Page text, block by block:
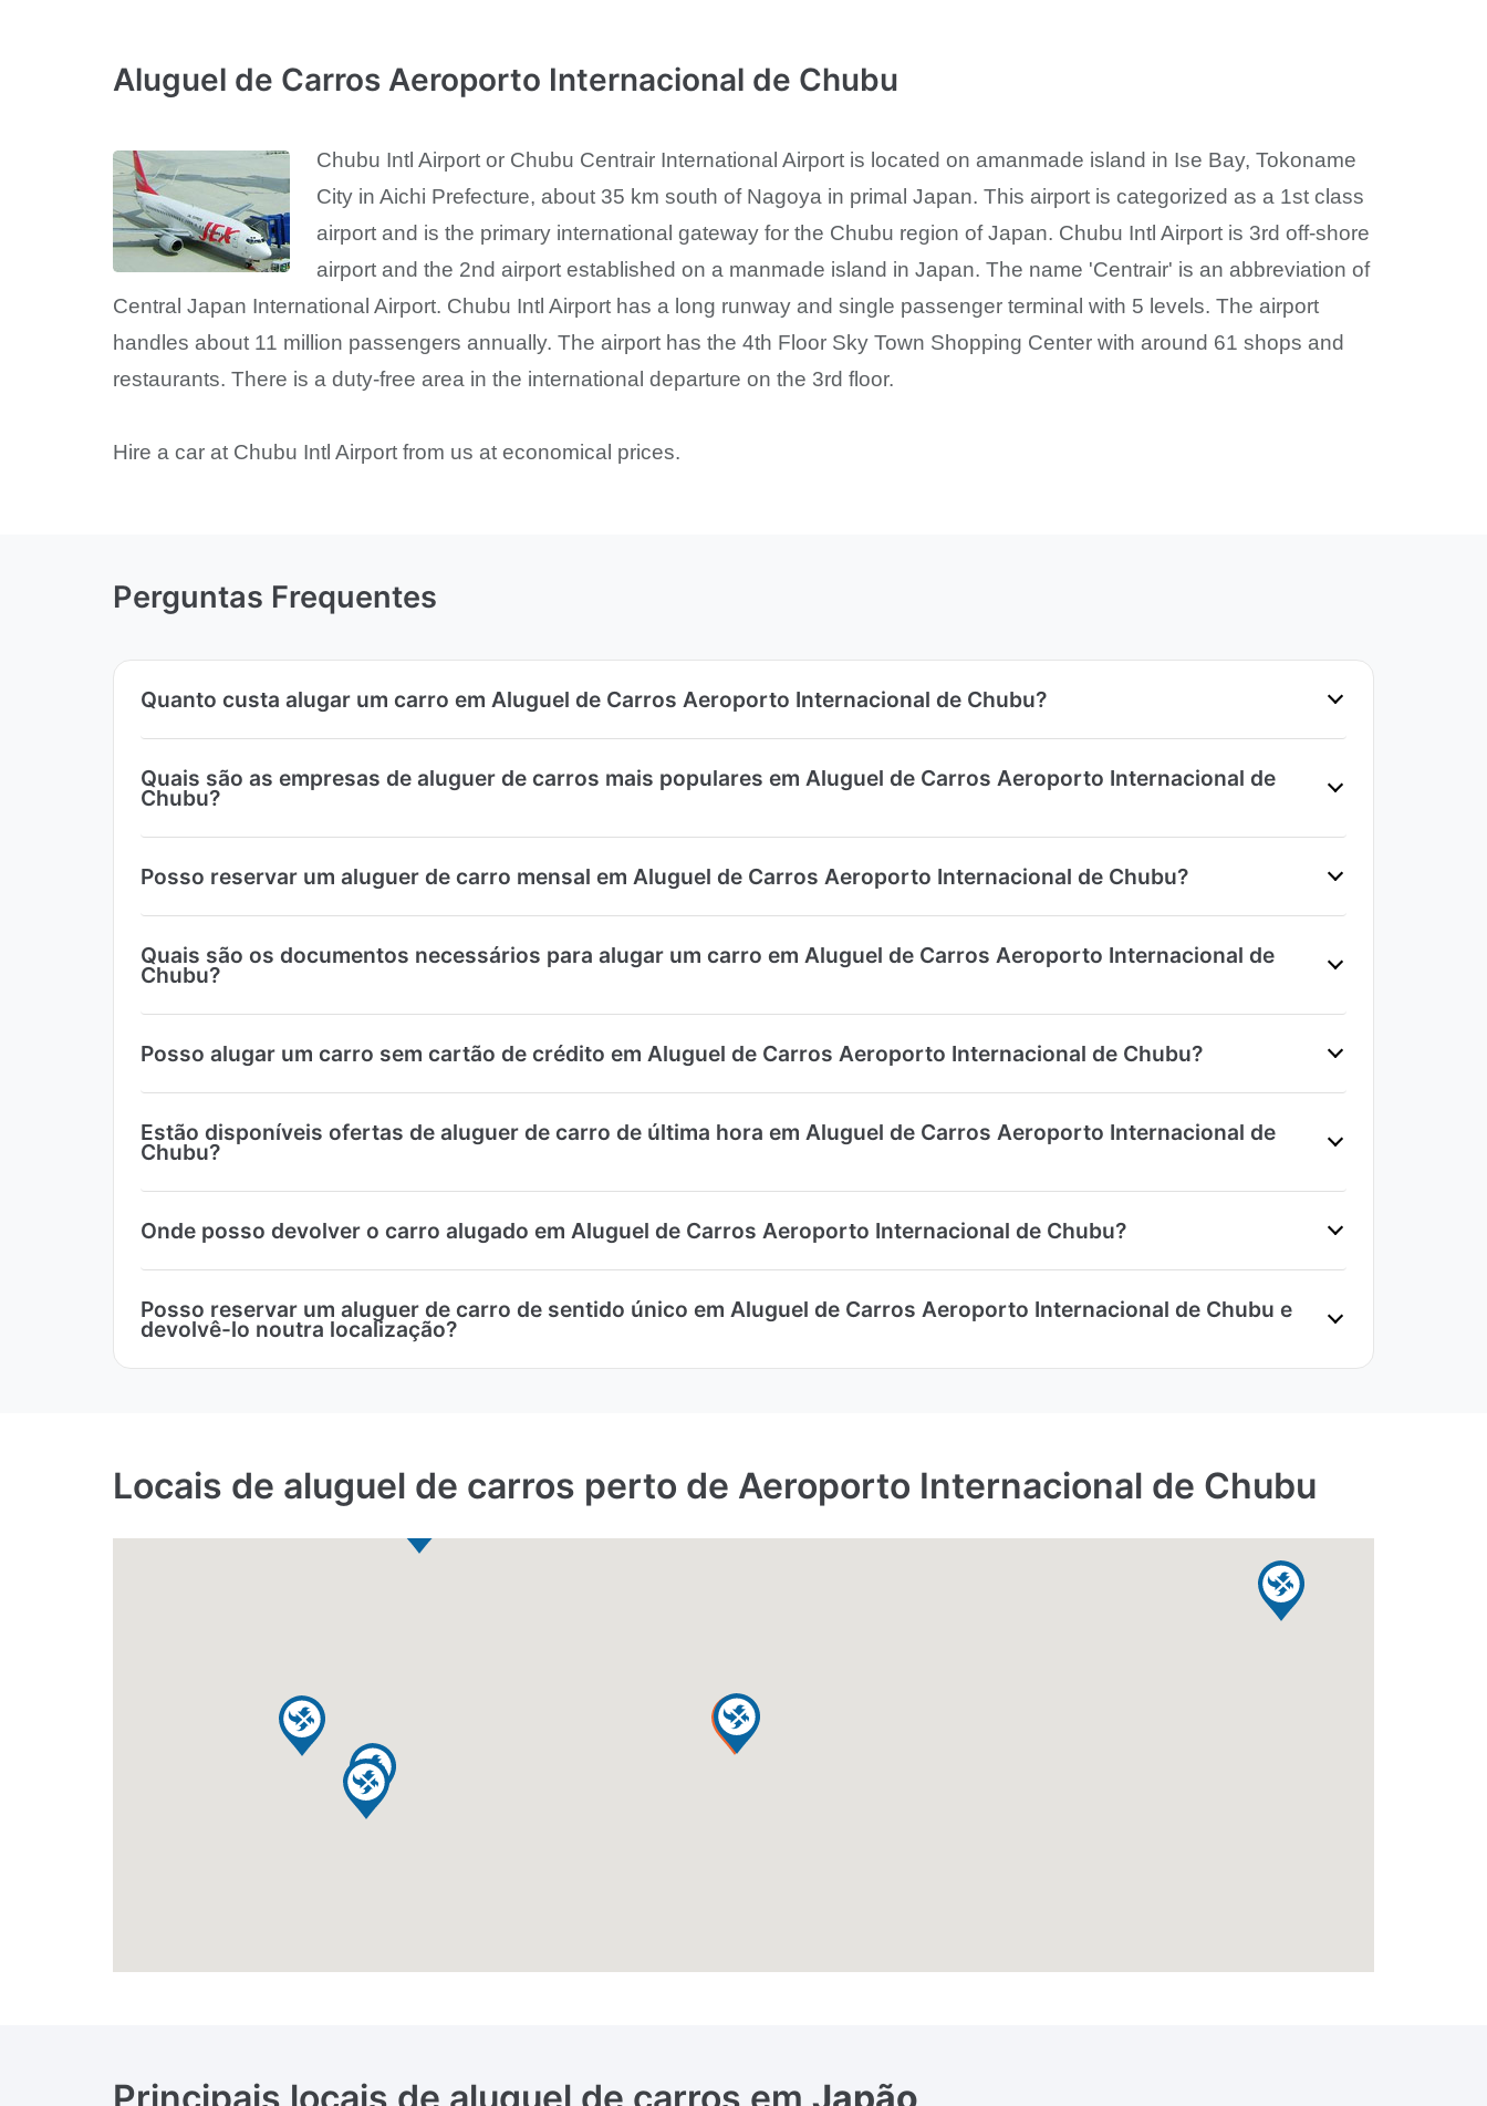
Aluguel de Carros Aeroporto Internacional de Chubu
Chubu Intl Airport or Chubu Centrair International Airport is located on amanmade island in Ise Bay, Tokoname
City in Aichi Prefecture, about 35 km south of Nagoya in primal Japan. This airport is categorized as a 1st class
airport and is the primary international gateway for the Chubu region of Japan. Chubu Intl Airport is 3rd off-shore
airport and the 2nd airport established on a manmade island in Japan. The name 'Centrair' is an abbreviation of
Central Japan International Airport. Chubu Intl Airport has a long runway and single passenger terminal with 5 levels. The airport
handles about 11 million passengers annually. The airport has the 4th Floor Sky Town Shopping Center with around 61 shops and
restaurants. There is a duty-free area in the international departure on the 3rd floor.
Hire a car at Chubu Intl Airport from us at economical prices.
Perguntas Frequentes
Quanto custa alugar um carro em Aluguel de Carros Aeroporto Internacional de Chubu?
Quais são as empresas de aluguer de carros mais populares em Aluguel de Carros Aeroporto Internacional de
Chubu?
Posso reservar um aluguer de carro mensal em Aluguel de Carros Aeroporto Internacional de Chubu?
Quais são os documentos necessários para alugar um carro em Aluguel de Carros Aeroporto Internacional de
Chubu?
Posso alugar um carro sem cartão de crédito em Aluguel de Carros Aeroporto Internacional de Chubu?
Estão disponíveis ofertas de aluguer de carro de última hora em Aluguel de Carros Aeroporto Internacional de
Chubu?
Onde posso devolver o carro alugado em Aluguel de Carros Aeroporto Internacional de Chubu?
Posso reservar um aluguer de carro de sentido único em Aluguel de Carros Aeroporto Internacional de Chubu e
devolvê-lo noutra localização?
Locais de aluguel de carros perto de Aeroporto Internacional de Chubu